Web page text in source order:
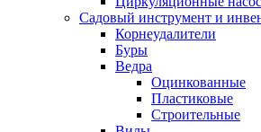
Садовый инструмент и
Корнеудалители
Буры
Ведра
Оцинкованные
Пластиковые
Строительные